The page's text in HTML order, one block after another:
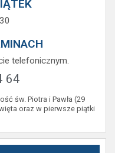
telefonicznym.
64
św. Piotra i Pawła (29
oraz w pierwsze piątki